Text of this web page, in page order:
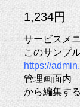
1,234円
サービスメ
このサンプル
https://
管理画面内
から編集す